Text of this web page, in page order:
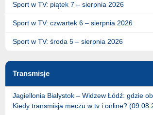
Sport w TV: piątek 7 – sierpnia 2026
Sport w TV: czwartek 6 – sierpnia 2026
Sport w TV: środa 5 – sierpnia 2026
Transmisje
Jagiellonia Białystok – Widzew Łódź: gdzie
Kiedy transmisja meczu w tv i online?